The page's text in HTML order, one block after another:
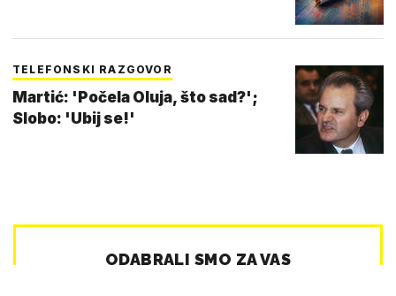
TELEFONSKI RAZGOVOR
Martić: 'Počela Oluja, što sad?';
Slobo: 'Ubij se!'